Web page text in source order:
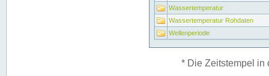
Wassertemperatur
Wassertemperatur Rohdaten
Wellenperiode
* Die Zeitstempel in